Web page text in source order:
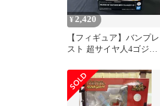
¥ 2,420
【フィギュア】バンプレ
スト 超サイヤ人4ゴジー
BLOOD OF SAIYANS -超
サイヤ人4ゴジータ- ドラ
ゴンボールGT